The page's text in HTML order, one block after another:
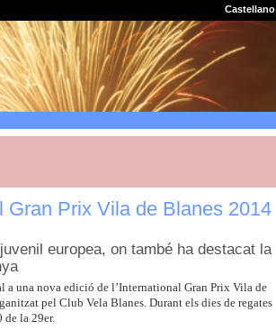
Castellano
Gran Prix Vila de Blanes 2014
europea, on també ha destacat la
a una nova edició de l’International Gran Prix Vila de
pel Club Vela Blanes. Durant els dies de regates
de la 29er.